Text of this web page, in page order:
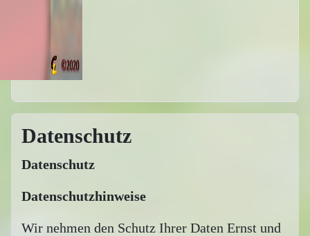
Datenschutz
Datenschutz
Datenschutzhinweise
Wir nehmen den Schutz Ihrer Daten Ernst und